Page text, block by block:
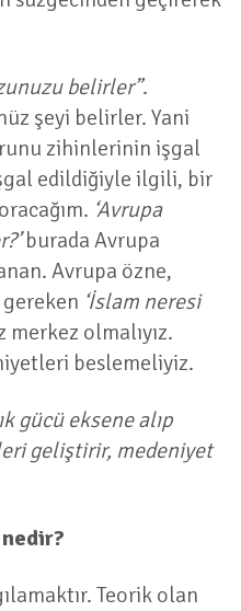
belirler”.
şeyi belirler. Yani
zihinlerinin işgal
edildiğiyle ilgili, bir
‘Avrupa
burada Avrupa
Avrupa özne,
gereken ‘İslam neresi
merkez olmalıyız.
beslemeliyiz.
gücü eksene alıp
geliştirir, medeniyet
Teorik olan